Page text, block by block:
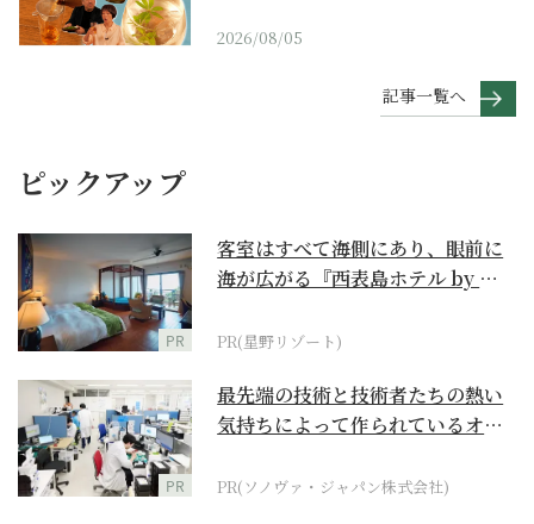
2026/08/05
記事一覧へ
ピックアップ
PR
客室はすべて海側にあり、眼前に
海が広がる『西表島ホテル by 星
PR(星野リゾート)
PR
最先端の技術と技術者たちの熱い
気持ちによって作られているオー
PR(ソノヴァ・ジャパン株式会社)